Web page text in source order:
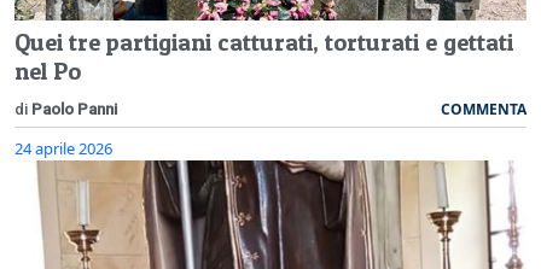
Quei tre partigiani catturati, torturati e gettati
nel Po
di Paolo Panni COMMENTA
24 aprile 2026